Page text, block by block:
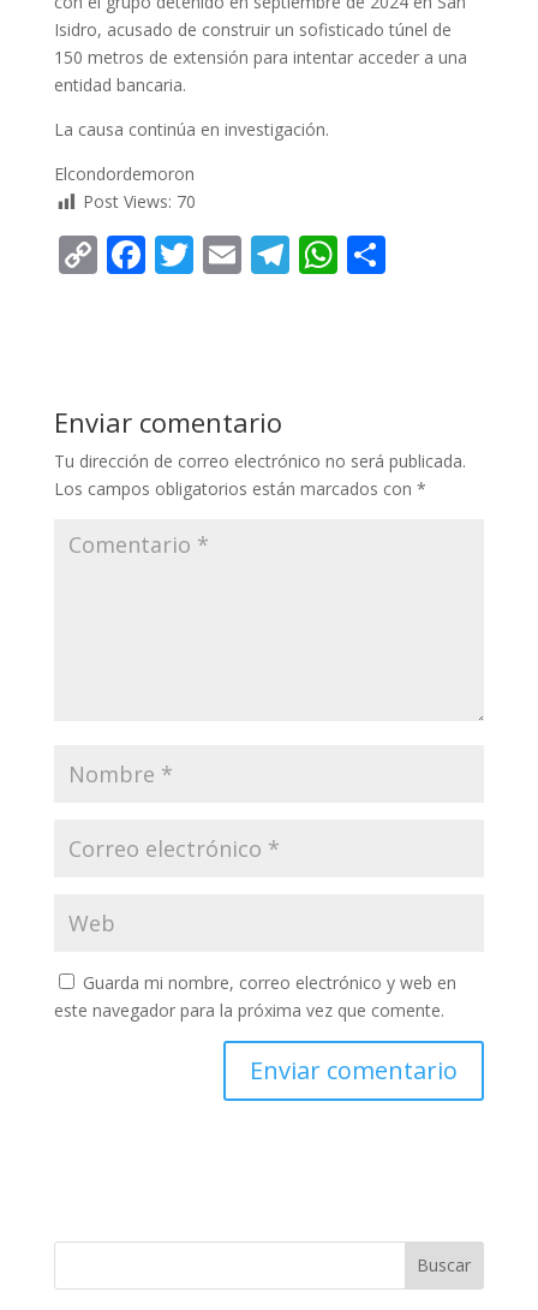
Isidro, acusado de construir un sofisticado túnel de
150 metros de extensión para intentar acceder a una
entidad bancaria.
La causa continúa en investigación.
Elcondordemoron
Post Views: 70
C
o
Li
n
k
F
ac
o
o
k
T
w
E
m
T
el
m
W
h
p
p
C
ti
r
Enviar comentario
Tu dirección de correo electrónico no será publicada.
Los campos obligatorios están marcados con *
Guarda mi nombre, correo electrónico y web en
este navegador para la próxima vez que comente.
Buscar